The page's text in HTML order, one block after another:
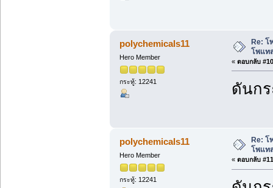
polychemicals11
Hero Member
กระทู้: 12241
Re: โ
โพแท
« ตอบกลับ
ดันก
polychemicals11
Hero Member
กระทู้: 12241
Re: โ
โพแท
« ตอบกลับ